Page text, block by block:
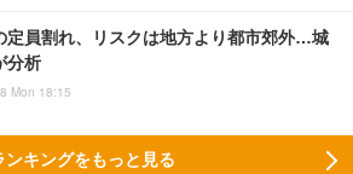
定員割れ、リスクは地方より都市郊外…城
分析
Mon 18:15
ンキングをもっと見る